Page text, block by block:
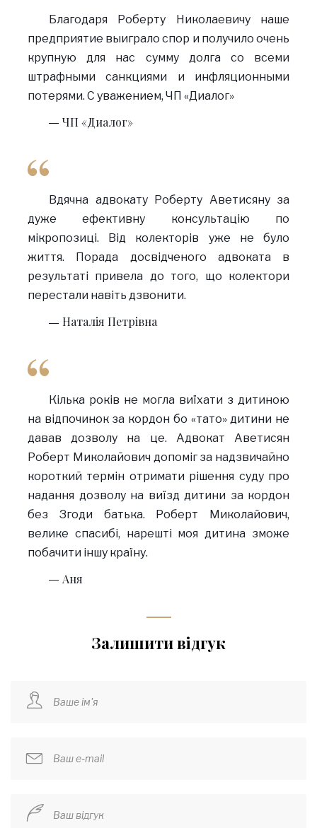
Благодаря Роберту Николаевичу наше
предприятие выиграло спор и получило очень
крупную для нас сумму долга со всеми
штрафными санкциями и инфляционными
потерями. С уважением, ЧП «Диалог»
ЧП «Диалог»
Вдячна адвокату Роберту Аветисяну за
дуже ефективну консультацію по
мікропозиці. Від колекторів уже не було
життя. Порада досвідченого адвоката в
результаті привела до того, що колектори
перестали навіть дзвонити.
Наталія Петрівна
Кілька років не могла виїхати з дитиною
на відпочинок за кордон бо «тато» дитини не
давав дозволу на це. Адвокат Аветисян
Роберт Миколайович допоміг за надзвичайно
короткий термін отримати рішення суду про
надання дозволу на виїзд дитини за кордон
без Згоди батька. Роберт Миколайович,
велике спасибі, нарешті моя дитина зможе
побачити іншу країну.
Аня
Залишити відгук
Ваше ім'я
Ваш e-mail
Ваш відгук